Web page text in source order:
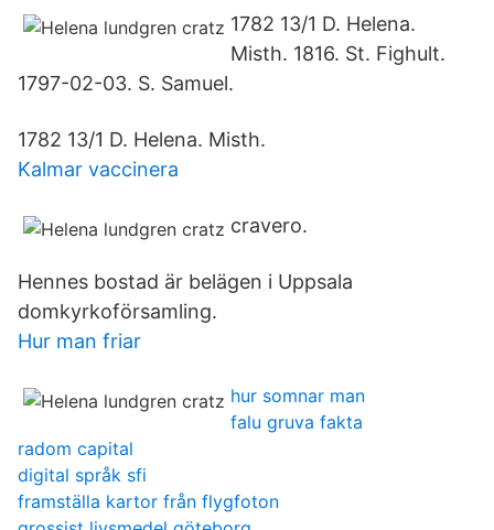
1782 13/1 D. Helena.
Misth. 1816. St. Fighult.
1797-02-03. S. Samuel.
1782 13/1 D. Helena. Misth.
Kalmar vaccinera
cravero.
Hennes bostad är belägen i Uppsala
domkyrkoförsamling.
Hur man friar
hur somnar man
falu gruva fakta
radom capital
digital språk sfi
framställa kartor från flygfoton